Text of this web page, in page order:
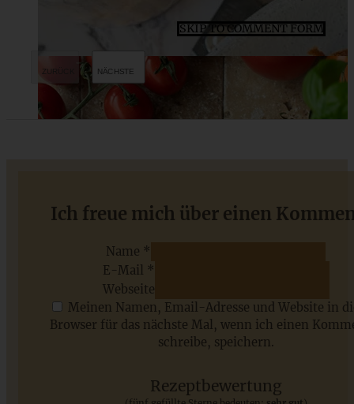
Saftiger Kürbis-Hefekranz mit Zimt
Saisonale Rezepte im Juli - meine 7 sommerlichen
SKIP TO COMMENT FORM
Ich freue mich über einen
Name *
E-Mail *
Webseite
Meinen Namen, Email-Adresse und Website in
Browser für das nächste Mal, wenn ich einen
schreibe, speichern.
Rezeptbewertung